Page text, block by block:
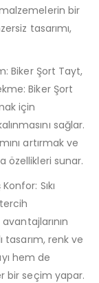
bir
tasarımı,
Biker Şort Tayt,
Biker Şort
için
sağlar.
artırmak ve
özellikleri sunar.
Sıkı
tasarım, renk ve
hem de
bir seçim yapar.